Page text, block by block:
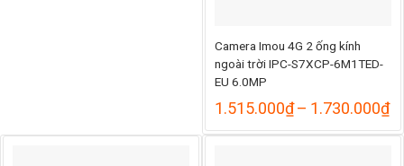
Camera Imou 4G 2 ống kính
ngoài trời IPC-S7XCP-6M1TED-
EU 6.0MP
1.515.000₫– 1.730.000₫
từ